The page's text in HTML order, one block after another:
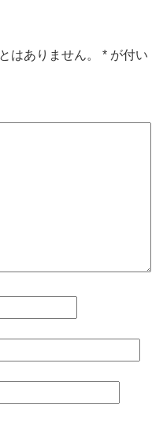
はありません。 * が付い